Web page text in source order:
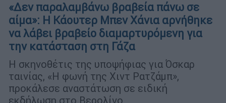
«Δεν παραλαμβάνω βραβεία πάνω σε
αίμα»: Η Κάουτερ Μπεν Χάνια αρνήθηκε
να λάβει βραβείο διαμαρτυρόμενη για
την κατάσταση στη Γάζα
Η σκηνοθέτις της υποψήφιας για Όσκαρ
ταινίας, «Η φωνή της Χιντ Ρατζάμπ»,
προκάλεσε αναστάτωση σε ειδική
εκδήλωση στο Βερολίνο